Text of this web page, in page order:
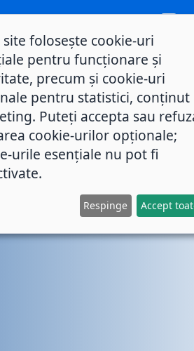
site folosește cookie-uri
pentru funcționare și
precum și cookie-uri
pentru statistici, conținut
Puteți accepta sau
cookie-urilor opționale;
urile esențiale nu pot fi
Respinge Accept